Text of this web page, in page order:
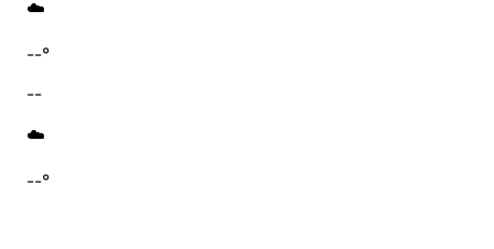
☁️
--°
--
☁️
--°